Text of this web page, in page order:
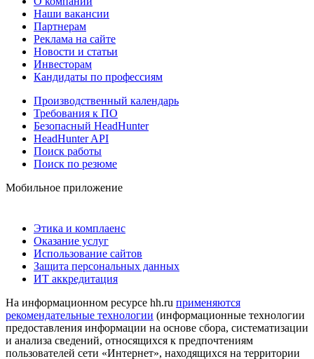
Наши вакансии
Партнерам
Реклама на сайте
Новости и статьи
Инвесторам
Кандидаты по профессиям
Производственный календарь
Требования к ПО
Безопасный HeadHunter
HeadHunter API
Поиск работы
Поиск по резюме
Мобильное приложение
Этика и комплаенс
Оказание услуг
Использование сайтов
Защита персональных данных
ИТ аккредитация
На информационном ресурсе hh.ru применяются
рекомендательные технологии (информационные технологии
предоставления информации на основе сбора, систематизации
и анализа сведений, относящихся к предпочтениям
пользователей сети «Интернет», находящихся на территории